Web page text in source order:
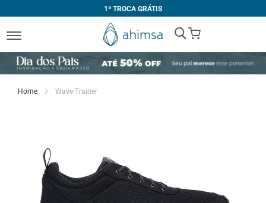
1ª TROCA GRÁTIS
My Cart
Home Wave Trainer